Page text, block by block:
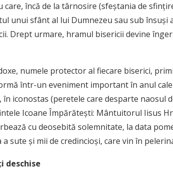
încă de la târnosire (sfeștania de
unui sfânt al lui Dumnezeu sau sub însuşi
Drept urmare, hramul bisericii devine
numele protector al fiecare biserici,
într-un eveniment important în anul
iconostas (peretele care desparte naosul
Icoane Împărăteşti: Mântuitorul Iisus
cu deosebită solemnitate, la data
sute şi mii de credincioşi, care vin în
deschise